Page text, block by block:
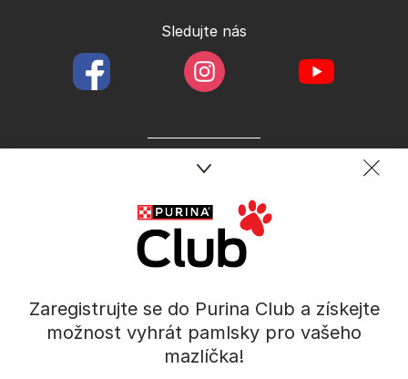
Zaregistrujte se do Purina Club a získejte
možnost vyhrát pamlsky pro vašeho
mazlíčka!
Spojte se s týmem péče o domácí mazlíčky
Tel.: 800 135 135
Mezi Vodami 2035/31,
Praha 4 - Modřany
Sledujte nás
facebookColoredinstagramColored